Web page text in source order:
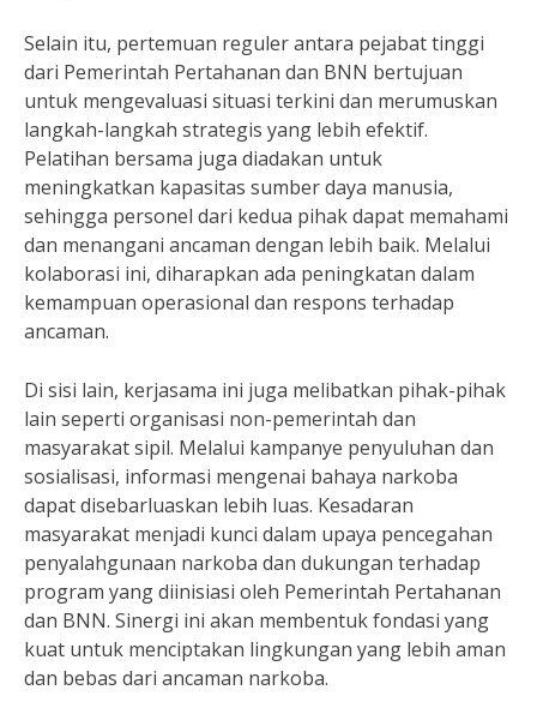
Selain itu, pertemuan reguler antara pejabat tinggi
dari Pemerintah Pertahanan dan BNN bertujuan
untuk mengevaluasi situasi terkini dan merumuskan
langkah-langkah strategis yang lebih efektif.
Pelatihan bersama juga diadakan untuk
meningkatkan kapasitas sumber daya manusia,
sehingga personel dari kedua pihak dapat memahami
dan menangani ancaman dengan lebih baik. Melalui
kolaborasi ini, diharapkan ada peningkatan dalam
kemampuan operasional dan respons terhadap
ancaman.
Di sisi lain, kerjasama ini juga melibatkan pihak-pihak
lain seperti organisasi non-pemerintah dan
masyarakat sipil. Melalui kampanye penyuluhan dan
sosialisasi, informasi mengenai bahaya narkoba
dapat disebarluaskan lebih luas. Kesadaran
masyarakat menjadi kunci dalam upaya pencegahan
penyalahgunaan narkoba dan dukungan terhadap
program yang diinisiasi oleh Pemerintah Pertahanan
dan BNN. Sinergi ini akan membentuk fondasi yang
kuat untuk menciptakan lingkungan yang lebih aman
dan bebas dari ancaman narkoba.